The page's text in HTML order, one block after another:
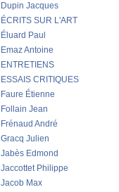
Dupin Jacques
ÉCRITS SUR L'ART
Éluard Paul
Emaz Antoine
ENTRETIENS
ESSAIS CRITIQUES
Faure Étienne
Follain Jean
Frénaud André
Gracq Julien
Jabès Edmond
Jaccottet Philippe
Jacob Max